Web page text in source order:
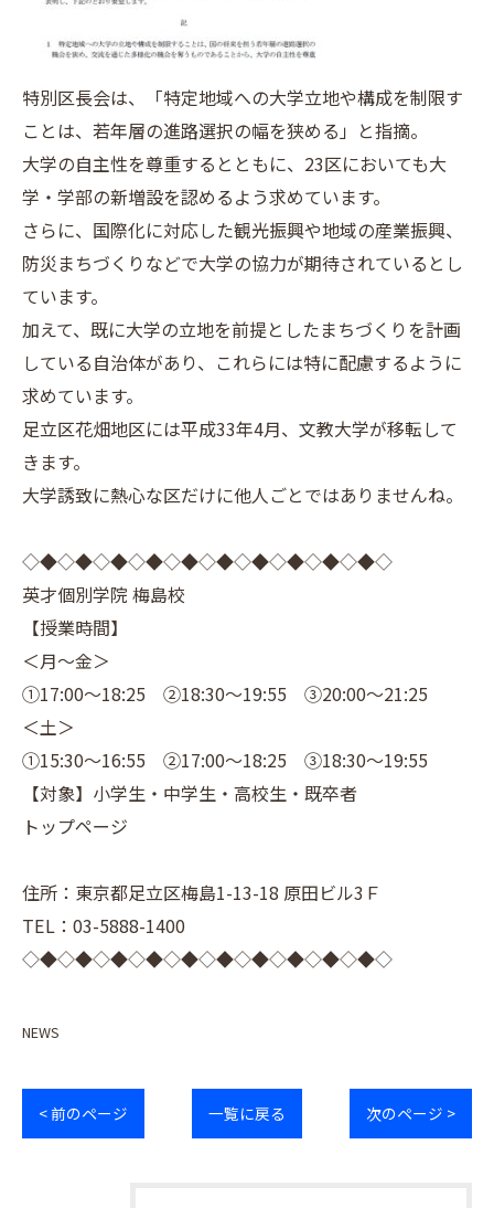
特別区長会は、「特定地域への大学立地や構成を制限す
ことは、若年層の進路選択の幅を狭める」と指摘。
大学の自主性を尊重するとともに、23区においても大
学・学部の新増設を認めるよう求めています。
さらに、国際化に対応した観光振興や地域の産業振興、
防災まちづくりなどで大学の協力が期待されているとし
ています。
加えて、既に大学の立地を前提としたまちづくりを計画
している自治体があり、これらには特に配慮するように
求めています。
足立区花畑地区には平成33年4月、文教大学が移転して
きます。
大学誘致に熱心な区だけに他人ごとではありませんね。
◇◆◇◆◇◆◇◆◇◆◇◆◇◆◇◆◇◆◇◆◇
英才個別学院 梅島校
【授業時間】
＜月～金＞
①17:00～18:25 ②18:30～19:55 ③20:00～21:25
＜土＞
①15:30～16:55 ②17:00～18:25 ③18:30～19:55
【対象】小学生・中学生・高校生・既卒者
トップページ
住所：東京都足立区梅島1-13-18 原田ビル3Ｆ
TEL：03-5888-1400
◇◆◇◆◇◆◇◆◇◆◇◆◇◆◇◆◇◆◇◆◇
NEWS
< 前のページ 一覧に戻る 次のページ >